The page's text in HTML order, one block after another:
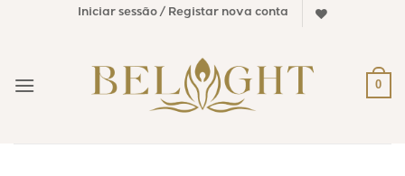
Iniciar sessão / Registar nova conta
0